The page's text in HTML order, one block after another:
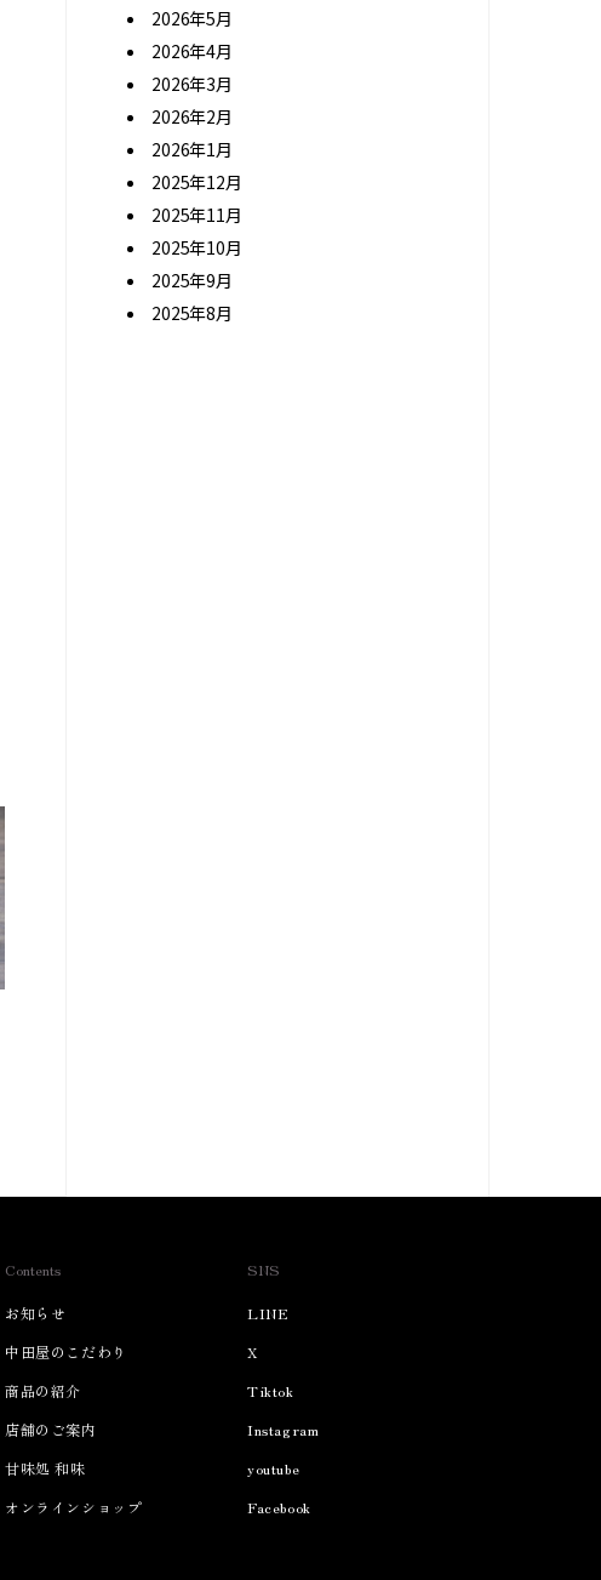
2026年5月
2026年4月
2026年3月
2026年2月
2026年1月
2025年12月
2025年11月
2025年10月
2025年9月
2025年8月
Contents
お知らせ
中田屋のこだわり
商品の紹介
店舗のご案内
甘味処 和味
オンラインショップ
SNS
LINE
X
Tiktok
Instagram
youtube
Facebook